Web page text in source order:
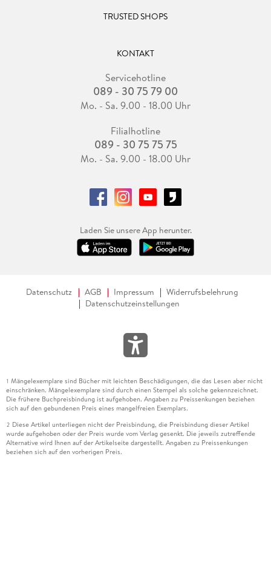
TRUSTED SHOPS
KONTAKT
Servicehotline
089 - 30 75 79 00
Mo. - Sa. 9.00 - 18.00 Uhr
Filialhotline
089 - 30 75 75 75
Mo. - Sa. 9.00 - 18.00 Uhr
Laden Sie unsere App herunter.
Datenschutz AGB Impressum
Widerrufsbelehrung
Datenschutzeinstellungen
1 Mängelexemplare sind Bücher mit leichten Beschädigungen, die das Lesen aber nicht
einschränken. Mängelexemplare sind durch einen Stempel als solche gekennzeichnet.
Die frühere Buchpreisbindung ist aufgehoben. Angaben zu Preissenkungen beziehen
sich auf den gebundenen Preis eines mangelfreien Exemplars.
2 Diese Artikel unterliegen nicht der Preisbindung, die Preisbindung dieser Artikel
wurde aufgehoben oder der Preis wurde vom Verlag gesenkt. Die jeweils zutreffende
Alternative wird Ihnen auf der Artikelseite dargestellt. Angaben zu Preissenkungen
beziehen sich auf den vorherigen Preis.